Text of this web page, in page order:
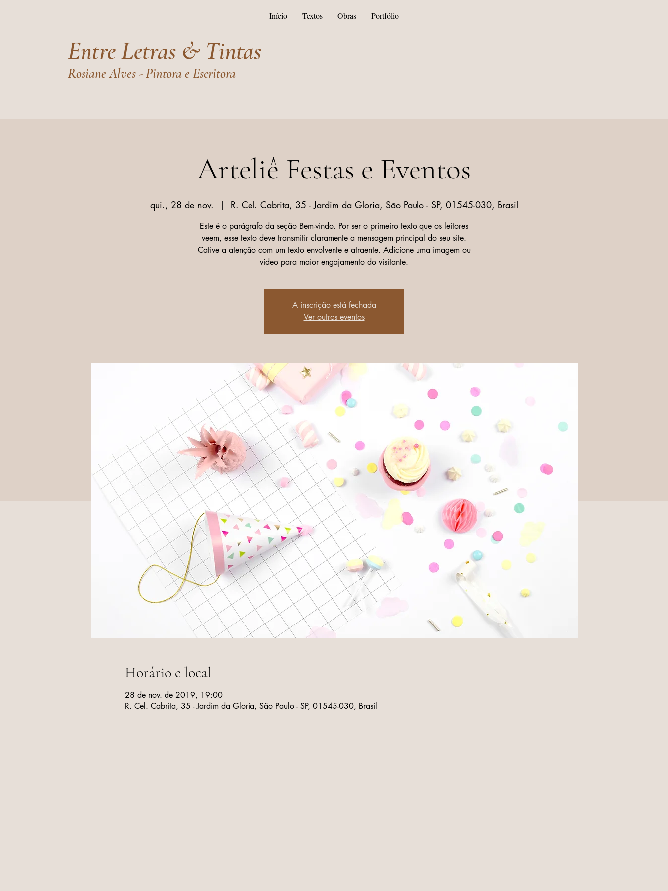
Entre Letras & Tintas
Rosiane Alves - Pintora e Escritora
Início Textos Obras Portfólio
Arteliê Festas e Eventos
qui., 28 de nov.
  |
R. Cel. Cabrita, 35 - Jardim da Gloria, São Paulo - SP, 01545-030, Brasil
Este é o parágrafo da seção Bem-vindo. Por ser o primeiro texto que os leitores
veem, esse texto deve transmitir claramente a mensagem principal do seu site.
Cative a atenção com um texto envolvente e atraente. Adicione uma imagem ou
vídeo para maior engajamento do visitante.
A inscrição está fechada
Ver outros eventos
Horário e local
28 de nov. de 2019, 19:00
R. Cel. Cabrita, 35 - Jardim da Gloria, São Paulo - SP, 01545-030, Brasil